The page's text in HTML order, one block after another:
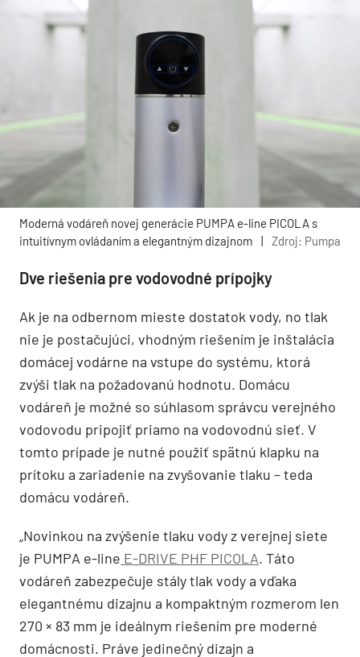
Moderná vodáreň novej generácie PUMPA e-line PICOLA s
intuitívnym ovládaním a elegantným dizajnom
Zdroj: Pumpa
Dve riešenia pre vodovodné prípojky
Ak je na odbernom mieste dostatok vody, no tlak
nie je postačujúci, vhodným riešením je inštalácia
domácej vodárne na vstupe do systému, ktorá
zvýši tlak na požadovanú hodnotu. Domácu
vodáreň je možné so súhlasom správcu verejného
vodovodu pripojiť priamo na vodovodnú sieť. V
tomto prípade je nutné použiť spätnú klapku na
prítoku a zariadenie na zvyšovanie tlaku – teda
domácu vodáreň.
„Novinkou na zvýšenie tlaku vody z verejnej siete
je PUMPA e-line E-DRIVE PHF PICOLA. Táto
vodáreň zabezpečuje stály tlak vody a vďaka
elegantnému dizajnu a kompaktným rozmerom len
270 × 83 mm je ideálnym riešením pre moderné
domácnosti. Práve jedinečný dizajn a